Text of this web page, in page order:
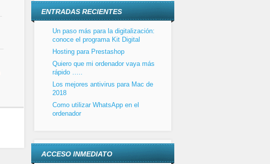
ENTRADAS RECIENTES
Un paso más para la digitalización:
conoce el programa Kit Digital
Hosting para Prestashop
Quiero que mi ordenador vaya más
rápido …..
Los mejores antivirus para Mac de
2018
Como utilizar WhatsApp en el
ordenador
ACCESO INMEDIATO